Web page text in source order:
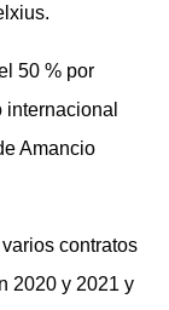
50 % por
Amancio
contratos
2020 y 2021 y